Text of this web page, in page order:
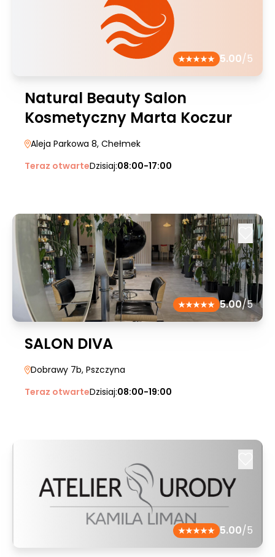
5.00/5
Natural Beauty Salon
Kosmetyczny Marta Koczur
Aleja Parkowa 8, Chełmek
Teraz otwarteDzisiaj:08:00-17:00
5.00/5
SALON DIVA
Dobrawy 7b, Pszczyna
Teraz otwarteDzisiaj:08:00-19:00
5.00/5